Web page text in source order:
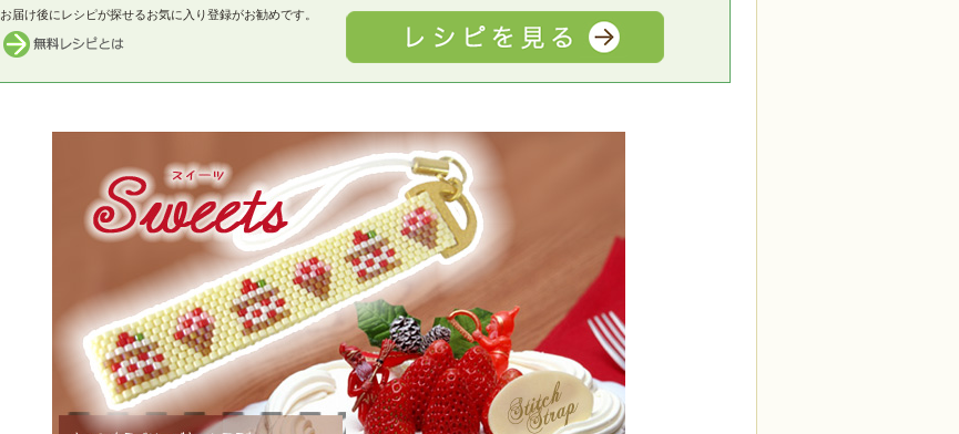
お届け後にレシピが探せるお気に入り登録がお勧めです。